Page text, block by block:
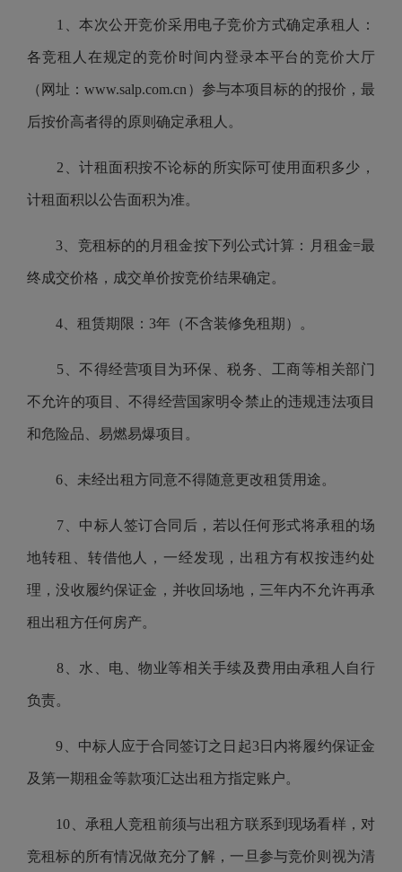
1、本次公开竞价采用电子竞价方式确定承租人：
各竞租人在规定的竞价时间内登录本平台的竞价大厅
（ 网址：www.salp.com.cn ）参与本项目标的的报价，最
后按价高者得的原则确定承租人。
2、计租面积按不论标的所实际可使用面积多少，
计租面积以公告面积为准。
3、竞租标的的月租金按下列公式计算：月租金=最
终成交价格，成交单价按竞价结果确定。
4、租赁期限：3年（不含装修免租期）。
5、不得经营项目为环保、税务、工商等相关部门
不允许的项目、不得经营国家明令禁止的违规违法项目
和危险品、易燃易爆项目。
6、未经出租方同意不得随意更改租赁用途。
7、中标人签订合同后，若以任何形式将承租的场
地转租、转借他人，一经发现，出租方有权按违约处
理，没收履约保证金，并收回场地，三年内不允许再承
租出租方任何房产。
8、水、电、物业等相关手续及费用由承租人自行
负责。
9、中标人应于合同签订之日起3日内将履约保证金
及第一期租金等款项汇达出租方指定账户。
10、承租人竞租前须与出租方联系到现场看样，对
竞租标的所有情况做充分了解，一旦参与竞价则视为清